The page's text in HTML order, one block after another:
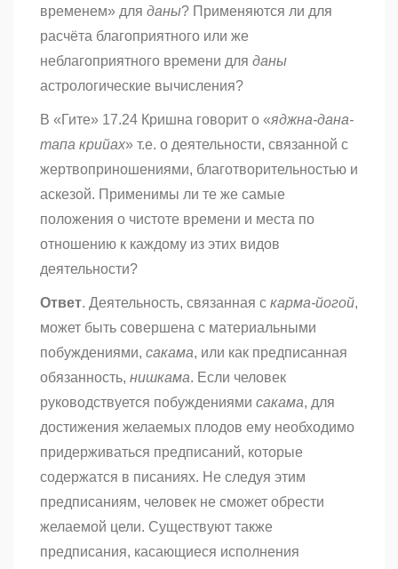
временем» для даны? Применяются ли для
расчёта благоприятного или же
неблагоприятного времени для даны
астрологические вычисления?
В «Гите» 17.24 Кришна говорит о «яджна-дана-
тапа крийах» т.е. о деятельности, связанной с
жертвоприношениями, благотворительностью и
аскезой. Применимы ли те же самые
положения о чистоте времени и места по
отношению к каждому из этих видов
деятельности?
Ответ. Деятельность, связанная с карма-йогой,
может быть совершена с материальными
побуждениями, сакама, или как предписанная
обязанность, нишкама. Если человек
руководствуется побуждениями сакама, для
достижения желаемых плодов ему необходимо
придерживаться предписаний, которые
содержатся в писаниях. Не следуя этим
предписаниям, человек не сможет обрести
желаемой цели. Существуют также
предписания, касающиеся исполнения